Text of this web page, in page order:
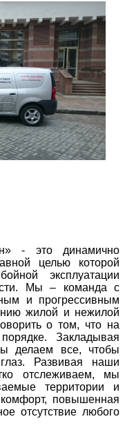
- это динамично
целью которой
эксплуатации
Мы – команда с
и прогрессивным
жилой и нежилой
о том, что на
Закладывая
делаем все, чтобы
Развивая наши
отслеживаем, мы
территории и
повышенная
отсутствие любого